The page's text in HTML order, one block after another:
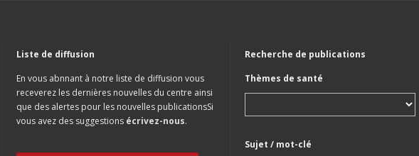
Liste de diffusion
En vous abnnant à notre liste de diffusion vous
receverez les dernières nouvelles du centre ainsi
que des alertes pour les nouvelles publicationsSi
vous avez des suggestions écrivez-nous.
Recherche de publications
Thèmes de santé
Sujet / mot-clé